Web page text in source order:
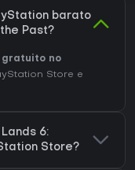
barato
Past?
gratuito no
Store e
6:
Store?